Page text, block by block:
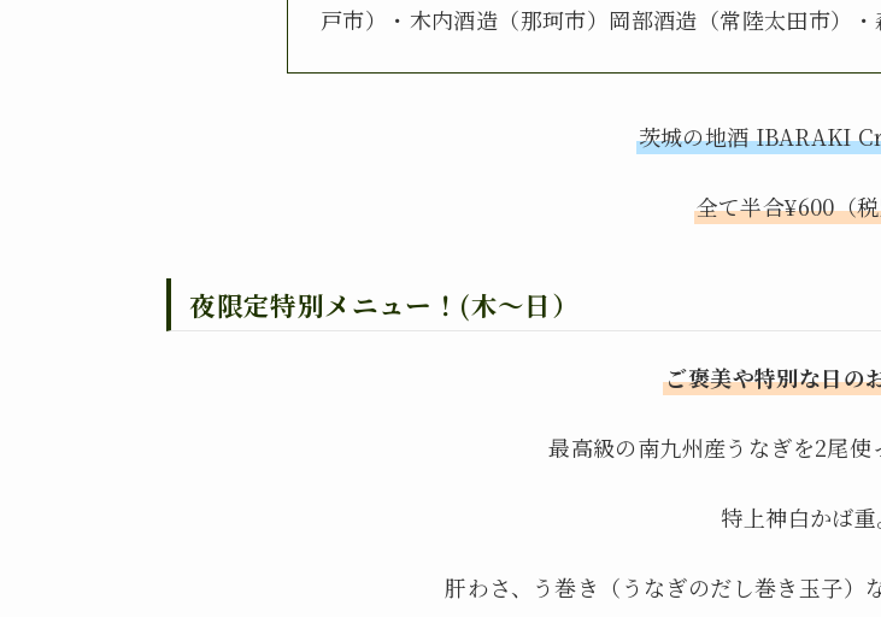
戸市）・木内酒造（那珂市）岡部酒造（常陸太田市）
茨城の地酒 IBARAKI
全て半合¥600（
夜限定特別メニュー！(木〜日）
ご褒美や特別な日の
最高級の南九州産うなぎを2尾使
特上神白かば重
肝わさ、う巻き（うなぎのだし巻き玉子）